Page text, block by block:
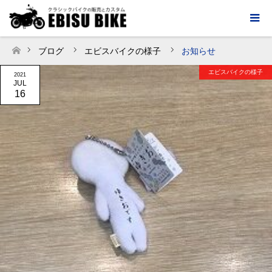
ホーム
ブログ エビスバイクの様子 お知らせ
2021
JUL
16
エビスバイクの様子